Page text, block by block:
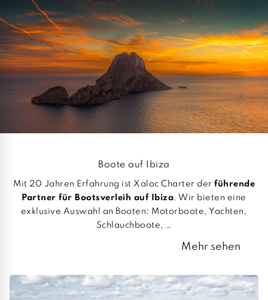
Boote auf Ibiza
Mit 20 Jahren Erfahrung ist Xaloc Charter der führende
Partner für Bootsverleih auf Ibiza . Wir bieten eine
exklusive Auswahl an Booten: Motorboote, Yachten,
Schlauchboote, …
Mehr sehen